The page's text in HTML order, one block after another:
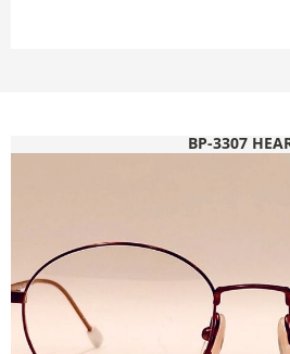
BP-3307